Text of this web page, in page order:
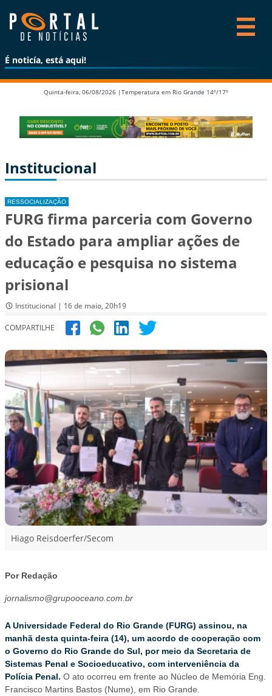
É noticía, está aqui!
Quinta-feira, 06/08/2026 | Temperatura em Rio Grande 14º/17º
Institucional
RESSOCIALIZAÇÃO
FURG firma parceria com Governo
do Estado para ampliar ações de
educação e pesquisa no sistema
prisional
Institucional | 16 de maio, 20h19
COMPARTILHE
Hiago Reisdoerfer/Secom
Por Redação
jornalismo@grupooceano.com.br
A Universidade Federal do Rio Grande (FURG) assinou, na
manhã desta quinta-feira (14), um acordo de cooperação com
o Governo do Rio Grande do Sul, por meio da Secretaria de
Sistemas Penal e Socioeducativo, com interveniência da
Polícia Penal. O ato ocorreu em frente ao Núcleo de Memória Eng.
Francisco Martins Bastos (Nume), em Rio Grande.